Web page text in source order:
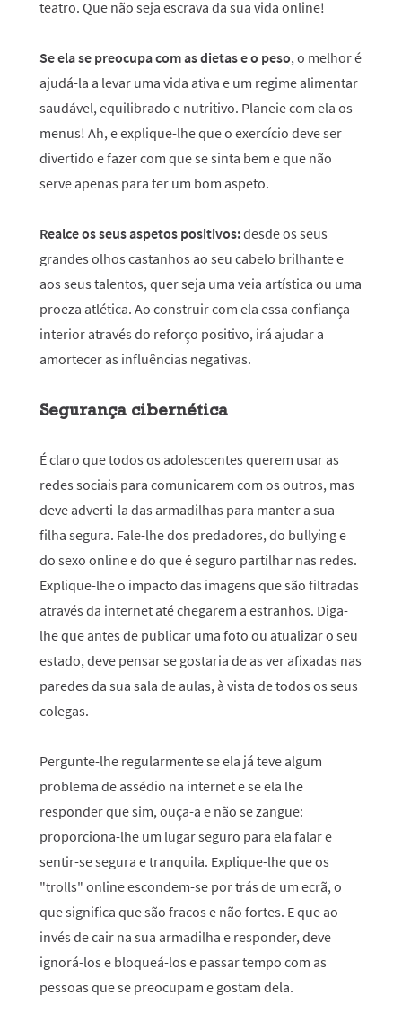
teatro. Que não seja escrava da sua vida online!
Se ela se preocupa com as dietas e o peso, o melhor é
ajudá-la a levar uma vida ativa e um regime alimentar
saudável, equilibrado e nutritivo. Planeie com ela os
menus! Ah, e explique-lhe que o exercício deve ser
divertido e fazer com que se sinta bem e que não
serve apenas para ter um bom aspeto.
Realce os seus aspetos positivos:desde os seus
grandes olhos castanhos ao seu cabelo brilhante e
aos seus talentos, quer seja uma veia artística ou uma
proeza atlética. Ao construir com ela essa confiança
interior através do reforço positivo, irá ajudar a
amortecer as influências negativas.
Segurança cibernética
É claro que todos os adolescentes querem usar as
redes sociais para comunicarem com os outros, mas
deve adverti-la das armadilhas para manter a sua
filha segura. Fale-lhe dos predadores, do bullying e
do sexo online e do que é seguro partilhar nas redes.
Explique-lhe o impacto das imagens que são filtradas
através da internet até chegarem a estranhos. Diga-
lhe que antes de publicar uma foto ou atualizar o seu
estado, deve pensar se gostaria de as ver afixadas nas
paredes da sua sala de aulas, à vista de todos os seus
colegas.
Pergunte-lhe regularmente se ela já teve algum
problema de assédio na internet e se ela lhe
responder que sim, ouça-a e não se zangue:
proporciona-lhe um lugar seguro para ela falar e
sentir-se segura e tranquila. Explique-lhe que os
"trolls" online escondem-se por trás de um ecrã, o
que significa que são fracos e não fortes. E que ao
invés de cair na sua armadilha e responder, deve
ignorá-los e bloqueá-los e passar tempo com as
pessoas que se preocupam e gostam dela.